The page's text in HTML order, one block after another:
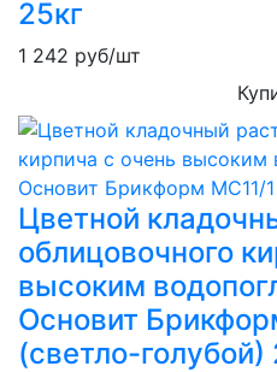
25кг
1 242 руб/шт
Цветной
облицовочного
высоким
Основит
(светло-голубой)